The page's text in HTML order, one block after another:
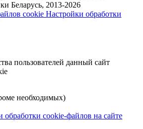
Беларусь, 2013-2026
cookie Настройки обработки
пользователей данный сайт
необходимых)
cookie-файлов на сайте